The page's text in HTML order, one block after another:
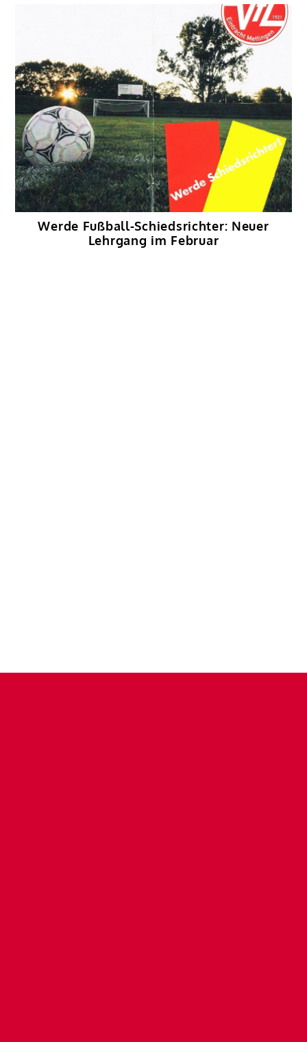
Werde Fußball-Schiedsrichter: Neuer
Lehrgang im Februar